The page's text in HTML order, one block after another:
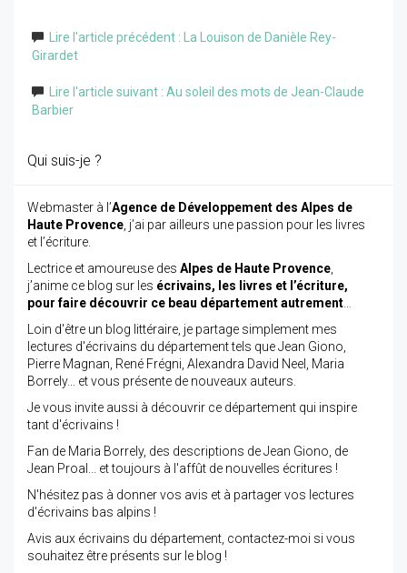
Lire l'article précédent : La Louison de Danièle Rey-
Girardet
Lire l'article suivant : Au soleil des mots de Jean-Claude
Barbier
Qui suis-je ?
Webmaster à l’Agence de Développement des Alpes de
Haute Provence , j’ai par ailleurs une passion pour les livres
et l’écriture.
Lectrice et amoureuse des Alpes de Haute Provence
j’anime ce blog sur les écrivains, les livres et l’écriture,
pour faire découvrir ce beau département autrement
Loin d'être un blog littéraire, je partage simplement mes
lectures d'écrivains du département tels que Jean Giono,
Pierre Magnan, René Frégni, Alexandra David Neel, Maria
Borrely... et vous présente de nouveaux auteurs.
Je vous invite aussi à découvrir ce département qui inspire
tant d'écrivains !
Fan de Maria Borrely, des descriptions de Jean Giono, de
Jean Proal... et toujours à l'affût de nouvelles écritures !
N'hésitez pas à donner vos avis et à partager vos lectures
d'écrivains bas alpins !
Avis aux écrivains du département, contactez-moi si vous
souhaitez être présents sur le blog !